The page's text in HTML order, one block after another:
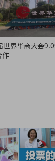
世界华商大会
作